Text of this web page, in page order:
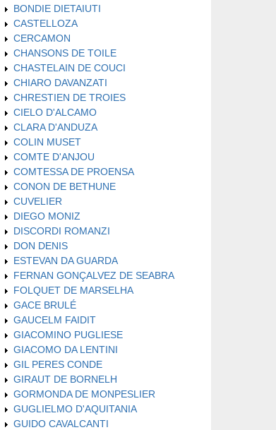
BONDIE DIETAIUTI
CASTELLOZA
CERCAMON
CHANSONS DE TOILE
CHASTELAIN DE COUCI
CHIARO DAVANZATI
CHRESTIEN DE TROIES
CIELO D'ALCAMO
CLARA D'ANDUZA
COLIN MUSET
COMTE D'ANJOU
COMTESSA DE PROENSA
CONON DE BETHUNE
CUVELIER
DIEGO MONIZ
DISCORDI ROMANZI
DON DENIS
ESTEVAN DA GUARDA
FERNAN GONÇALVEZ DE SEABRA
FOLQUET DE MARSELHA
GACE BRULÉ
GAUCELM FAIDIT
GIACOMINO PUGLIESE
GIACOMO DA LENTINI
GIL PERES CONDE
GIRAUT DE BORNELH
GORMONDA DE MONPESLIER
GUGLIELMO D'AQUITANIA
GUIDO CAVALCANTI